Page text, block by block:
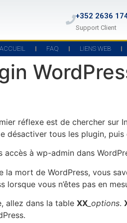
+352 2636
Support Client
ACCUEIL FAQ LIENS WEB
réflexe est de chercher
tous les plugin,
accès à wp-admin dans
la mort de WordPress, vous
vous n’êtes pas en
allez dans la table XX _options.